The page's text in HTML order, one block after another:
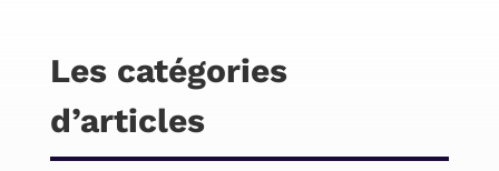
Les catégories
d’articles